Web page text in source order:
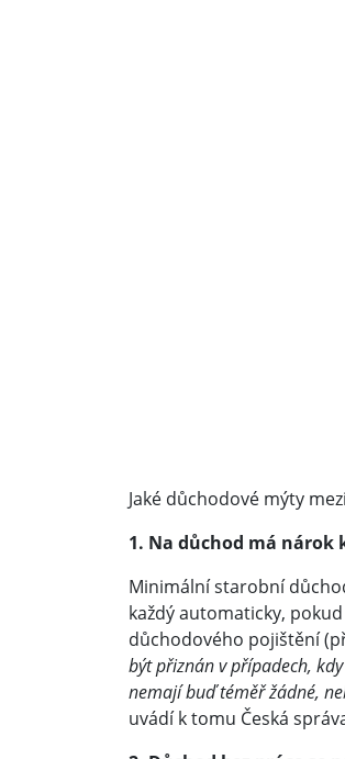
Jaké důchodové mýty
1. Na důchod má nárok
Minimální starobní
každý automaticky,
důchodového pojištění
být přiznán v případech,
nemají buď téměř žádné,
uvádí k tomu Česká